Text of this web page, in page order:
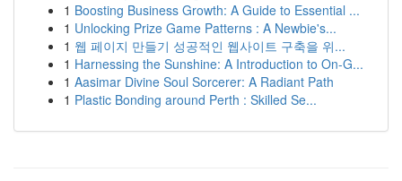
1 Boosting Business Growth: A Guide to Essential ...
1 Unlocking Prize Game Patterns : A Newbie's...
1 웹 페이지 만들기 성공적인 웹사이트 구축을 위...
1 Harnessing the Sunshine: A Introduction to On-G...
1 Aasimar Divine Soul Sorcerer: A Radiant Path
1 Plastic Bonding around Perth : Skilled Se...